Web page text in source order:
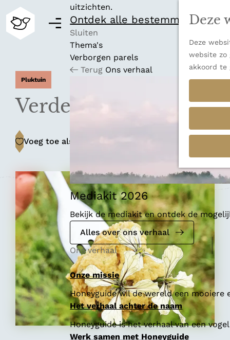
Deze
Deze
website zo
akkoord te
M
uitzichten.
Ontdek alle bestemmingen
Sluiten
Thema's
Verborgen parels
Terug Ons verhaal
Mediakit 2026
Bekijk de mediakit en ontdek de
Alles over ons verhaal
Ons verhaal
Onze missie
Honeyguide wil de wereld een
Het verhaal achter de naam
Honeyguide is het verhaal van een
Werk samen met Honeyguide
Verderland
Pluktuin
Voeg toe als favoriet
Voeg toe als favoriet